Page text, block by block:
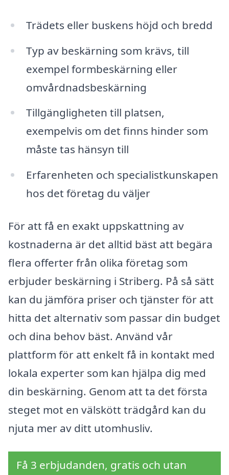
Trädets eller buskens höjd och bredd
Typ av beskärning som krävs, till
exempel formbeskärning eller
omvårdnadsbeskärning
Tillgängligheten till platsen,
exempelvis om det finns hinder som
måste tas hänsyn till
Erfarenheten och specialistkunskapen
hos det företag du väljer
För att få en exakt uppskattning av
kostnaderna är det alltid bäst att begära
flera offerter från olika företag som
erbjuder beskärning i Striberg. På så sätt
kan du jämföra priser och tjänster för att
hitta det alternativ som passar din budget
och dina behov bäst. Använd vår
plattform för att enkelt få in kontakt med
lokala experter som kan hjälpa dig med
din beskärning. Genom att ta det första
steget mot en välskött trädgård kan du
njuta mer av ditt utomhusliv.
Få 3 erbjudanden, gratis och utan